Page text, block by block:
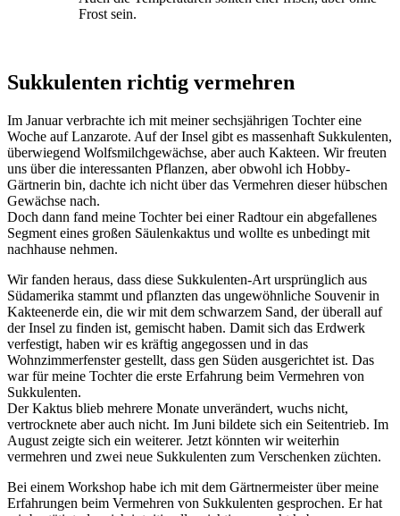
Frost sein.
Sukkulenten richtig vermehren
Im Januar verbrachte ich mit meiner sechsjährigen Tochter eine
Woche auf Lanzarote. Auf der Insel gibt es massenhaft Sukkulenten,
überwiegend Wolfsmilchgewächse, aber auch Kakteen. Wir freuten
uns über die interessanten Pflanzen, aber obwohl ich Hobby-
Gärtnerin bin, dachte ich nicht über das Vermehren dieser hübschen
Gewächse nach.
Doch dann fand meine Tochter bei einer Radtour ein abgefallenes
Segment eines großen Säulenkaktus und wollte es unbedingt mit
nachhause nehmen.
Wir fanden heraus, dass diese Sukkulenten-Art ursprünglich aus
Südamerika stammt und pflanzten das ungewöhnliche Souvenir in
Kakteenerde ein, die wir mit dem schwarzem Sand, der überall auf
der Insel zu finden ist, gemischt haben. Damit sich das Erdwerk
verfestigt, haben wir es kräftig angegossen und in das
Wohnzimmerfenster gestellt, dass gen Süden ausgerichtet ist. Das
war für meine Tochter die erste Erfahrung beim Vermehren von
Sukkulenten.
Der Kaktus blieb mehrere Monate unverändert, wuchs nicht,
vertrocknete aber auch nicht. Im Juni bildete sich ein Seitentrieb. Im
August zeigte sich ein weiterer. Jetzt könnten wir weiterhin
vermehren und zwei neue Sukkulenten zum Verschenken züchten.
Bei einem Workshop habe ich mit dem Gärtnermeister über meine
Erfahrungen beim Vermehren von Sukkulenten gesprochen. Er hat